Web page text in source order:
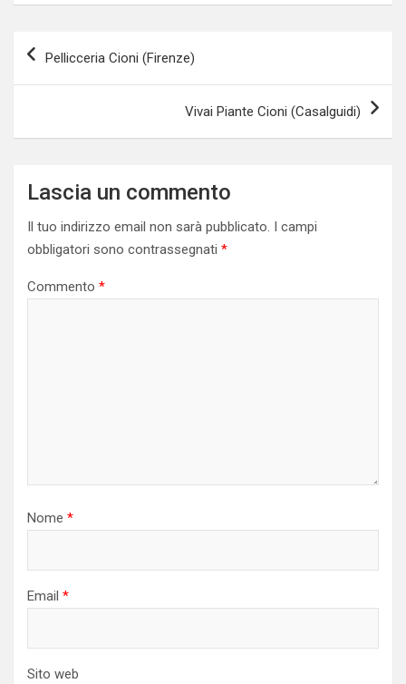
Navigazione
Pellicceria Cioni (Firenze)
Vivai Piante Cioni (Casalguidi)
Lascia un commento
Il tuo indirizzo email non sarà pubblicato. I campi
obbligatori sono contrassegnati *
Commento *
Nome *
Email *
Sito web